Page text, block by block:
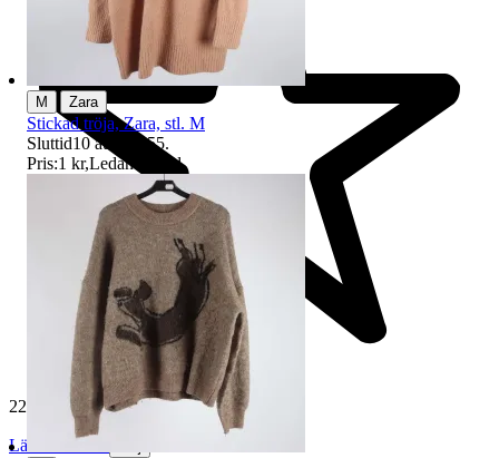
229 647 omdömen
Läs omdömen
M Zara
Stickad tröja, Zara, stl. M
Sluttid10 aug 19:55.
Pris:1 kr,Ledande bud.